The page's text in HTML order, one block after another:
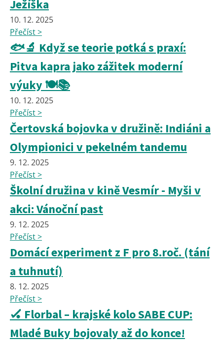
Ježíška
10. 12. 2025
Přečíst >
🐟🔬 Když se teorie potká s praxí:
Pitva kapra jako zážitek moderní
výuky 🍽️📚
10. 12. 2025
Přečíst >
Čertovská bojovka v družině: Indiáni a
Olympionici v pekelném tandemu
9. 12. 2025
Přečíst >
Školní družina v kině Vesmír - Myši v
akci: Vánoční past
9. 12. 2025
Přečíst >
Domácí experiment z F pro 8.roč. (tání
a tuhnutí)
8. 12. 2025
Přečíst >
🏑 Florbal – krajské kolo SABE CUP:
Mladé Buky bojovaly až do konce!